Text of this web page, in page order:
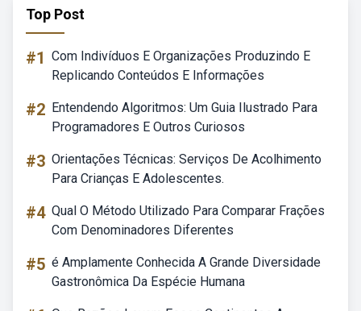
Top Post
#1 Com Indivíduos E Organizações Produzindo E
Replicando Conteúdos E Informações
#2 Entendendo Algoritmos: Um Guia Ilustrado Para
Programadores E Outros Curiosos
#3 Orientações Técnicas: Serviços De Acolhimento
Para Crianças E Adolescentes.
#4 Qual O Método Utilizado Para Comparar Frações
Com Denominadores Diferentes
#5 é Amplamente Conhecida A Grande Diversidade
Gastronômica Da Espécie Humana